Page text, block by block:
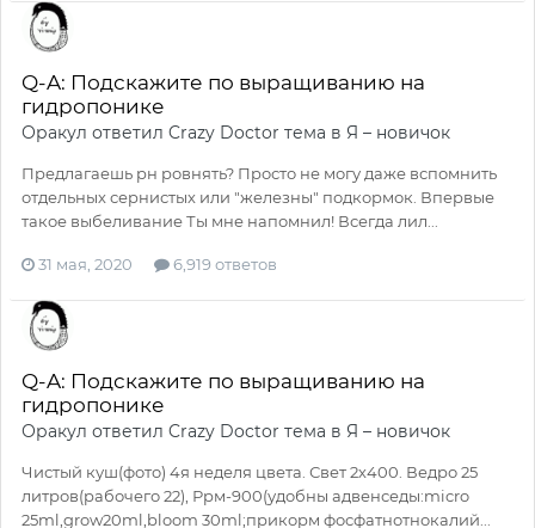
Q-A: Подскажите по выращиванию на
гидропонике
Оракул ответил Crazy Doctor тема в Я – новичок
Предлагаешь рн ровнять? Просто не могу даже вспомнить
отдельных сернистых или "железны" подкормок. Впервые
такое выбеливание Ты мне напомнил! Всегда лил...
31 мая, 2020 6,919 ответов
Q-A: Подскажите по выращиванию на
гидропонике
Оракул ответил Crazy Doctor тема в Я – новичок
Чистый куш(фото) 4я неделя цвета. Свет 2х400. Ведро 25
литров(рабочего 22), Ррм-900(удобны адвенседы:micro
25ml,grow20ml,bloom 30ml;прикорм фосфатнотнокалий...